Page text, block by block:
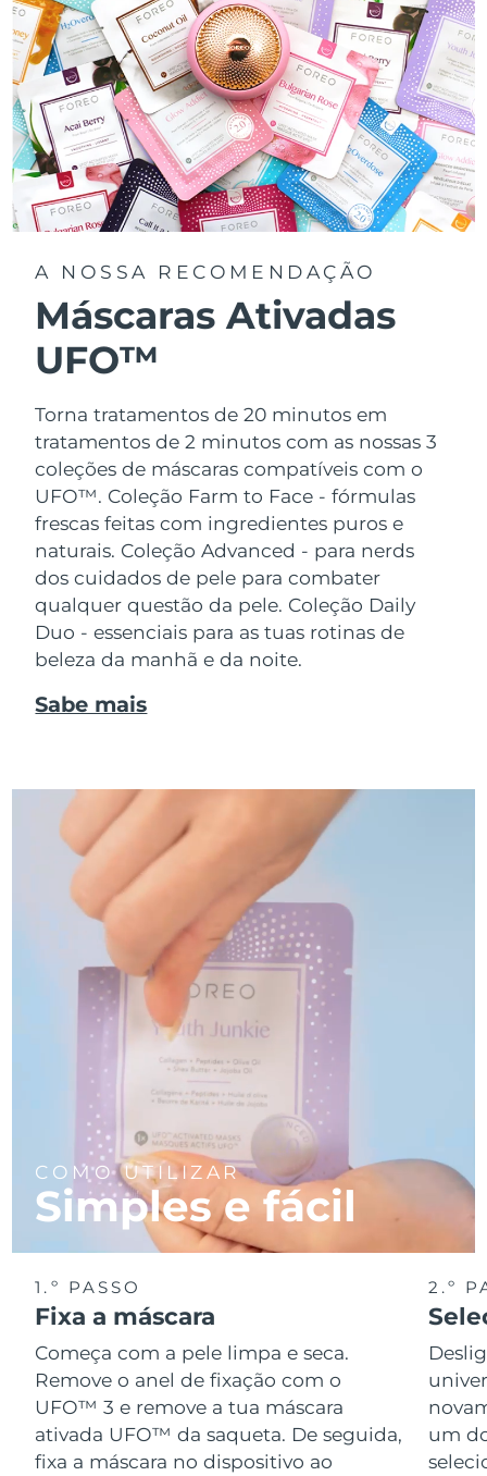
A NOSSA RECOMENDAÇÃO
Máscaras Ativadas
UFO™
Torna tratamentos de 20 minutos em
tratamentos de 2 minutos com as nossas 3
coleções de máscaras compatíveis com o
UFO™. Coleção Farm to Face - fórmulas
frescas feitas com ingredientes puros e
naturais. Coleção Advanced - para nerds
dos cuidados de pele para combater
qualquer questão da pele. Coleção Daily
Duo - essenciais para as tuas rotinas de
beleza da manhã e da noite.
Sabe mais
COMO UTILIZAR
Simples e fácil
1.º PASSO
Fixa a máscara
Começa com a pele limpa e seca.
Remove o anel de fixação com o
UFO™ 3 e remove a tua máscara
ativada UFO™ da saqueta. De seguida,
fixa a máscara no dispositivo ao
2.º
um